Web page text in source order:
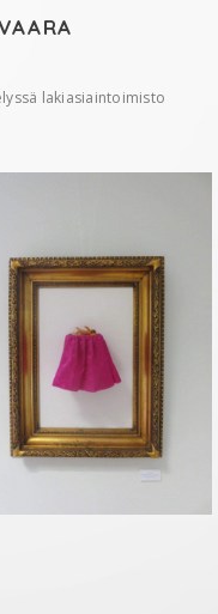
lakiasiaintoimisto